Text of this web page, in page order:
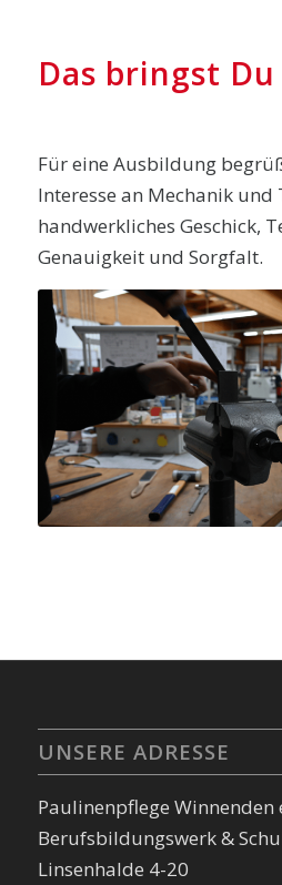
Das bringst
Für eine Ausbildung
Interesse an Mechanik und
handwerkliches Geschick,
Genauigkeit und Sorgfalt.
UNSERE ADRESSE
Paulinenpflege Winnenden
Berufsbildungswerk &
Linsenhalde 4-20